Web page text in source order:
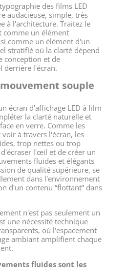
des films LED
audacieuse, simple, très
à l'architecture. Traitez le
comme un élément
comme un élément d'un
stratifié où la clarté dépend
conception et de
derrière l'écran.
souple
écran d'affichage LED à film
la clarté naturelle et
en verre. Comme les
à travers l'écran, les
trop nettes ou trop
l'œil et de créer un
fluides et élégants
de qualité supérieure, se
dans l'environnement
d'un contenu “flottant” dans
n'est pas seulement un
une nécessité technique
où l'espacement
ambiant amplifient chaque
fluides sont les